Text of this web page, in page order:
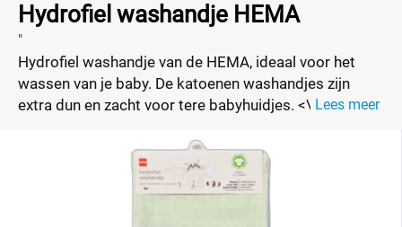
Hydrofiel washandje HEMA
"
Hydrofiel washandje van de HEMA, ideaal voor het
wassen van je baby. De katoenen washandjes zijn
extra dun en zacht voor tere babyhuidjes. <\/p>"Lees meer